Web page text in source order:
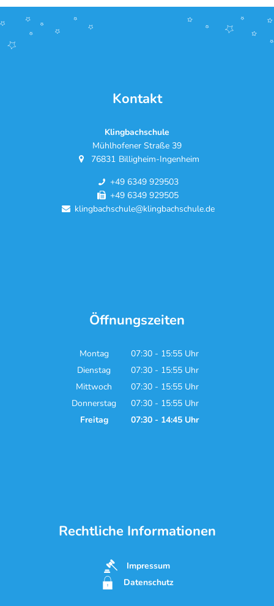
Kontakt
Klingbachschule
Mühlhofener Straße 39
76831 Billigheim-Ingenheim
+49 6349 929503
+49 6349 929505
klingbachschule@klingbachschule.de
Öffnungszeiten
Montag 07:30- 15:55Uhr
Von 07:30 bis 15:55 Uhr
Dienstag 07:30- 15:55Uhr
Von 07:30 bis 15:55 Uhr
Mittwoch 07:30- 15:55Uhr
Von 07:30 bis 15:55 Uhr
Donnerstag 07:30- 15:55Uhr
Von 07:30 bis 15:55 Uhr
Freitag 07:30- 14:45Uhr
Rechtliche Informationen
Impressum
Datenschutz